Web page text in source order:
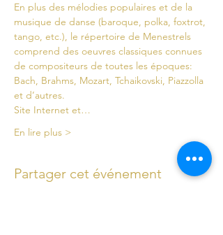
En plus des mélodies populaires et de la
musique de danse (baroque, polka, foxtrot,
tango, etc.), le répertoire de Menestrels
comprend des oeuvres classiques connues
de compositeurs de toutes les époques:
Bach, Brahms, Mozart, Tchaikovski, Piazzolla
et d’autres.
Site Internet et…
En lire plus >
Partager cet événement